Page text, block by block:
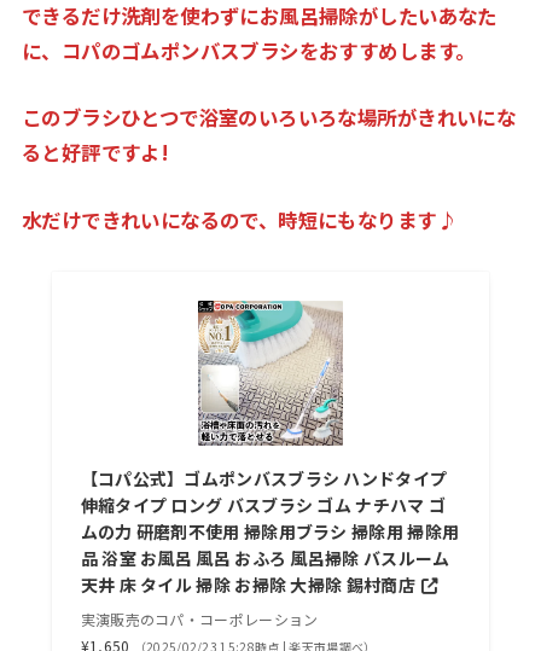
できるだけ洗剤を使わずにお風呂掃除がしたいあなた
に、コパのゴムポンバスブラシをおすすめします。
このブラシひとつで浴室のいろいろな場所がきれいにな
ると好評ですよ!
水だけできれいになるので、時短にもなります♪
【コパ公式】ゴムポンバスブラシ ハンドタイプ
伸縮タイプ ロング バスブラシ ゴム ナチハマ ゴ
ムの力 研磨剤不使用 掃除用ブラシ 掃除用 掃除用
品 浴室 お風呂 風呂 おふろ 風呂掃除 バスルーム
天井 床 タイル 掃除 お掃除 大掃除 錫村商店
実演販売のコパ・コーポレーション
¥1,650
（2025/02/23 15:28時点 | 楽天市場調べ）